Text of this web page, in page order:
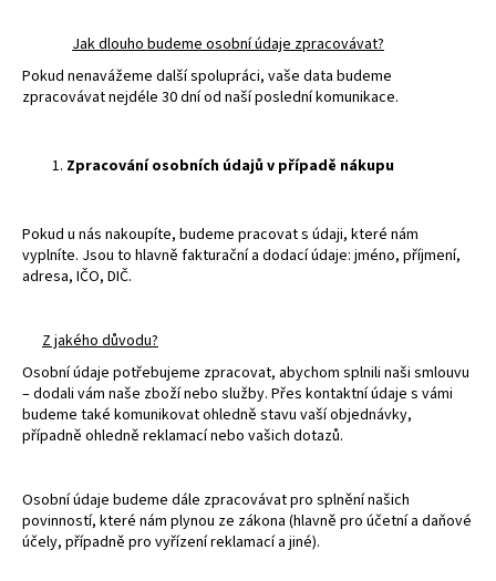
Jak dlouho budeme osobní údaje zpracovávat?
Pokud nenavážeme další spolupráci, vaše data budeme
zpracovávat nejdéle 30 dní od naší poslední komunikace.
Zpracování osobních údajů v případě nákupu
Pokud u nás nakoupíte, budeme pracovat s údaji, které nám
vyplníte. Jsou to hlavně fakturační a dodací údaje: jméno, příjmení,
adresa, IČO, DIČ.
Z jakého důvodu?
Osobní údaje potřebujeme zpracovat, abychom splnili naši smlouvu
– dodali vám naše zboží nebo služby. Přes kontaktní údaje s vámi
budeme také komunikovat ohledně stavu vaší objednávky,
případně ohledně reklamací nebo vašich dotazů.
Osobní údaje budeme dále zpracovávat pro splnění našich
povinností, které nám plynou ze zákona (hlavně pro účetní a daňové
účely, případně pro vyřízení reklamací a jiné).
NÁBYTEK
228,69
Kč